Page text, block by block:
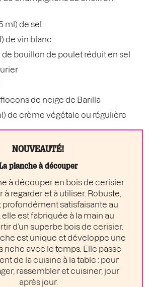
ml) de sel
de vin blanc
de bouillon de poulet réduit en sel
de neige de Barilla
de crème végétale ou régulière
NOUVEAUTÉ!
planche à découper
à découper en bois de cerisier
à regarder et à utiliser. Robuste,
profondément satisfaisante au
est fabriquée à la main au
d’un superbe bois de cerisier.
est unique et développe une
riche avec le temps. Elle passe
de la cuisine à la table : pour
rassembler et cuisiner, jour
après jour.